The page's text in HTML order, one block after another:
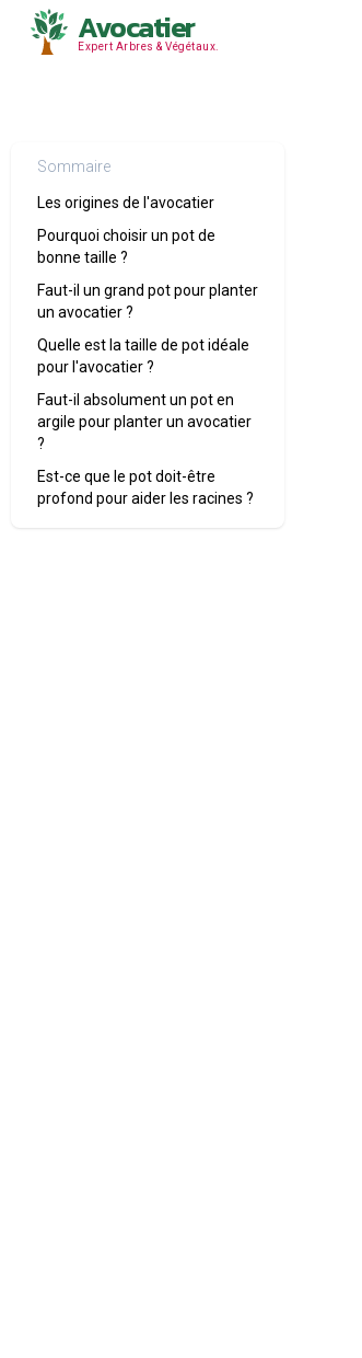
Avocatier
Expert Arbres & Végétaux.
Sommaire
Les origines de l'avocatier
Pourquoi choisir un pot de
bonne taille ?
Faut-il un grand pot pour planter
un avocatier ?
Quelle est la taille de pot idéale
pour l'avocatier ?
Faut-il absolument un pot en
argile pour planter un avocatier
?
Est-ce que le pot doit-être
profond pour aider les racines ?